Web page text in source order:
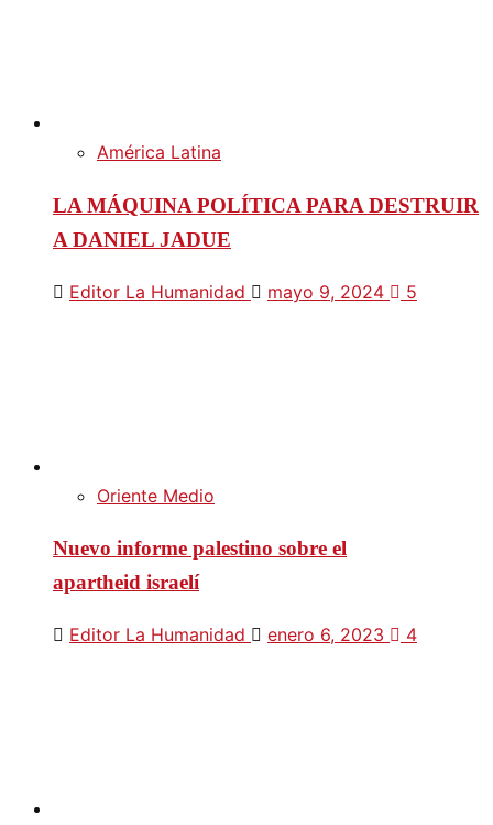
América Latina
LA MÁQUINA POLÍTICA PARA DESTRUIR
A DANIEL JADUE
Editor La Humanidad mayo 9, 2024 5
Oriente Medio
Nuevo informe palestino sobre el
apartheid israelí
Editor La Humanidad enero 6, 2023 4